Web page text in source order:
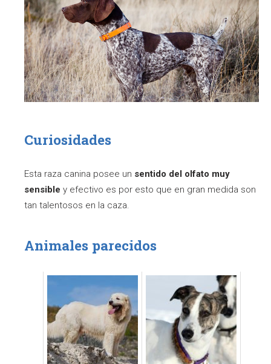
Curiosidades
Esta raza canina posee un sentido del olfato muy
sensible y efectivo es por esto que en gran medida son
tan talentosos en la caza.
Animales parecidos